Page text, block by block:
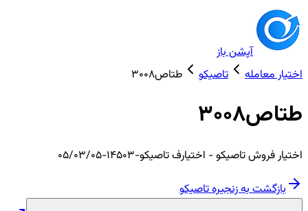
آپشن باز
اختیار معامله
تاصیکو طتاص3008
طتاص3008
اختیارفروشتاصیکو- اختیارف تاصیکو-14503-05/03/05
بازگشت به زنجیرهتاصیکو